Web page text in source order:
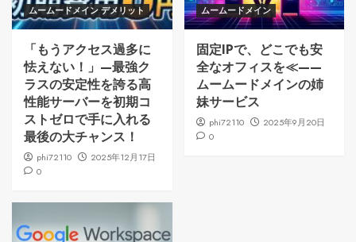
ムームードメイン デメリット
「もうアクセス過多に
怯えない！」—最強ク
ラスの安定性を誇る高
性能サーバーを初期コ
ストゼロで手に入れる
最後の大チャンス！
phi72110
2025年12月17日
0
ムームードメイン
固定IPで、どこでも安
全なオフィスを≪——
ムームードメインの姉
妹サービス
phi72110
2025年9月20日
0